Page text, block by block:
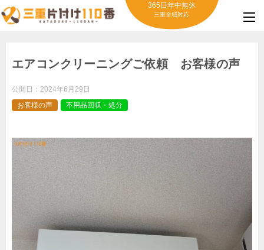
365日年中無休
三重全域対応
エアコンクリーニングご依頼 お客様の声
公開日： 2024年6月29日
お客様の声
不用品回収・処分